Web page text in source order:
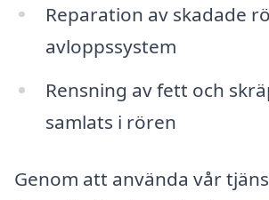
Reparation av skadade
avloppssystem
Rensning av fett och
samlats i rören
Genom att använda vår